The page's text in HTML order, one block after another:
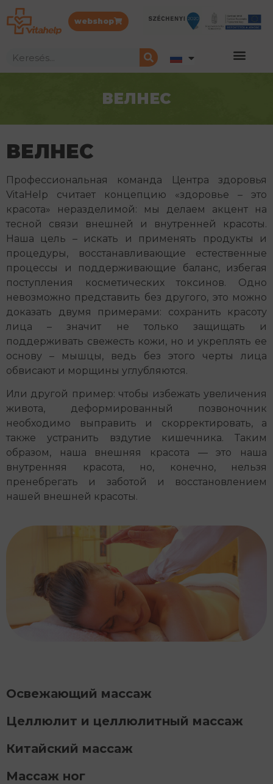
webshop
ВЕЛНЕС
ВЕЛНЕС
Профессиональная команда Центра здоровья
VitaHelp считает концепцию «здоровье – это
красота» неразделимой: мы делаем акцент на
тесной связи внешней и внутренней красоты.
Наша цель – искать и применять продукты и
процедуры, восстанавливающие естественные
процессы и поддерживающие баланс, избегая
поступления косметических токсинов. Одно
невозможно представить без другого, это можно
доказать двумя примерами: сохранить красоту
лица – значит не только защищать и
поддерживать свежесть кожи, но и укреплять ее
основу – мышцы, ведь без этого черты лица
обвисают и морщины углубляются.
Или другой пример: чтобы избежать увеличения
живота, деформированный позвоночник
необходимо выправить и скорректировать, а
также устранить вздутие кишечника. Таким
образом, наша внешняя красота — это наша
внутренняя красота, но, конечно, нельзя
пренебрегать и заботой и восстановлением
нашей внешней красоты.
Освежающий массаж
Целлюлит и целлюлитный массаж
Китайский массаж
Массаж ног